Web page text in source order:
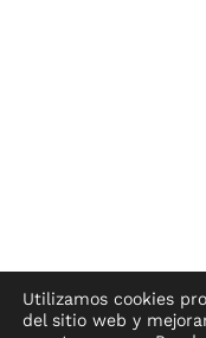
Utilizamos cookies
del sitio web y